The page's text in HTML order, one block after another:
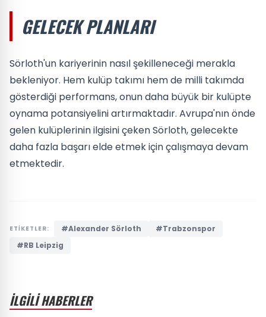
GELECEK PLANLARI
Sörloth'un kariyerinin nasıl şekilleneceği merakla
bekleniyor. Hem kulüp takımı hem de milli takımda
gösterdiği performans, onun daha büyük bir kulüpte
oynama potansiyelini artırmaktadır. Avrupa'nın önde
gelen kulüplerinin ilgisini çeken Sörloth, gelecekte
daha fazla başarı elde etmek için çalışmaya devam
etmektedir.
ETİKETLER: #Alexander Sörloth
#Trabzonspor
#RB Leipzig
İLGİLİ HABERLER